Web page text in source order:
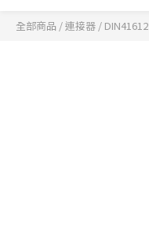
全部商品 /連接器 / DIN41612